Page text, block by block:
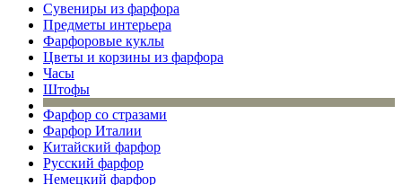
Сувениры из фарфора
Предметы интерьера
Фарфоровые куклы
Цветы и корзины из фарфора
Часы
Штофы
Фарфор со стразами
Фарфор Италии
Китайский фарфор
Русский фарфор
Немецкий фарфор